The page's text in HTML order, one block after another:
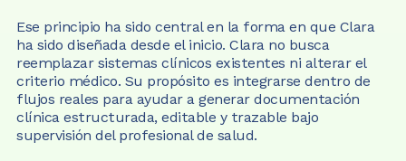
Ese principio ha sido central en la forma en que Clara
ha sido diseñada desde el inicio. Clara no busca
reemplazar sistemas clínicos existentes ni alterar el
criterio médico. Su propósito es integrarse dentro de
flujos reales para ayudar a generar documentación
clínica estructurada, editable y trazable bajo
supervisión del profesional de salud.